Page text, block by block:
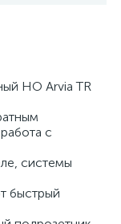
НО Arvia TR
с
системы
быстрый